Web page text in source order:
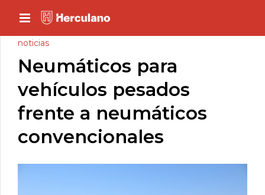
noticias
Neumáticos para
vehículos pesados
frente a neumáticos
convencionales